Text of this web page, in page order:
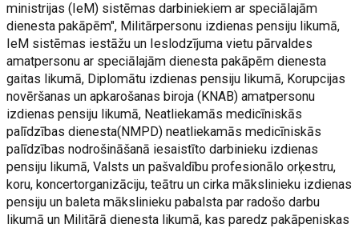
ministrijas (IeM) sistēmas darbiniekiem ar speciālajām
dienesta pakāpēm", Militārpersonu izdienas pensiju likumā,
IeM sistēmas iestāžu un Ieslodzījuma vietu pārvaldes
amatpersonu ar speciālajām dienesta pakāpēm dienesta
gaitas likumā, Diplomātu izdienas pensiju likumā, Korupcijas
novēršanas un apkarošanas biroja (KNAB) amatpersonu
izdienas pensiju likumā, Neatliekamās medicīniskās
palīdzības dienesta(NMPD) neatliekamās medicīniskās
palīdzības nodrošināšanā iesaistīto darbinieku izdienas
pensiju likumā, Valsts un pašvaldību profesionālo orķestru,
koru, koncertorganizāciju, teātru un cirka mākslinieku izdienas
pensiju un baleta mākslinieku pabalsta par radošo darbu
likumā un Militārā dienesta likumā, kas paredz pakāpeniskas